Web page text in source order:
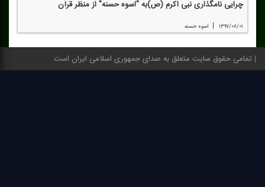
چرایی نامگذاری نبی اكرم (ص)به "اسوه حسنه" از منظر قرآن
۱۳۹۷/۰۸/۰۱ | اسوه حسنه
تمامی حقوق سایت متعلق به صدای جمهوری اسلامی ایران است